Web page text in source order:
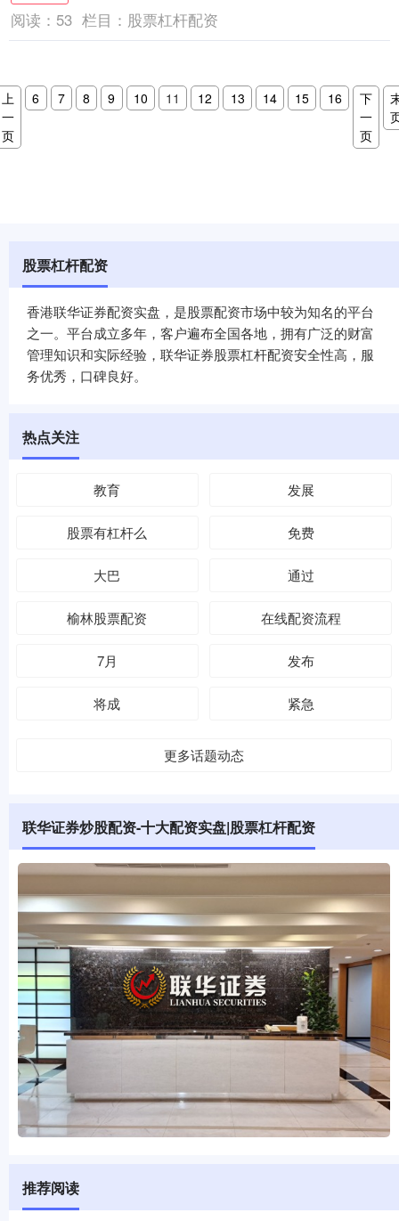
阅读： 53 栏目： 股票杠杆配资
上
一
页
6 7 8 9 10 11 12 13 14 15 16
下
一
页
股票杠杆配资
香港联华证券配资实盘，是股票配资市场中较为知名的平台
之一。平台成立多年，客户遍布全国各地，拥有广泛的财富
管理知识和实际经验，联华证券股票杠杆配资安全性高，服
务优秀，口碑良好。
热点关注
教育 发展
股票有杠杆么 免费
大巴 通过
榆林股票配资 在线配资流程
7月 发布
将成 紧急
更多话题动态
联华证券炒股配资-十大配资实盘|股票杠杆配资
推荐阅读